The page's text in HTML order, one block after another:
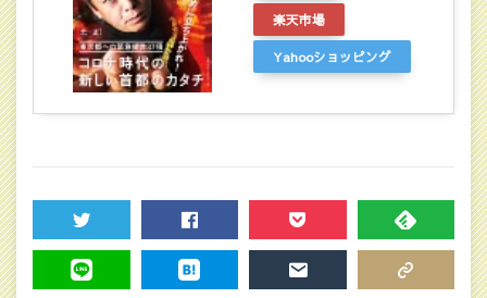
楽天市場
Yahooショッピング
TWEET SHARE POCKET FEEDLY